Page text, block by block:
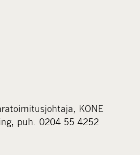
KONE
puh. 0204 55 4252